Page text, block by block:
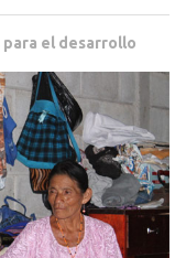
para el desarrollo